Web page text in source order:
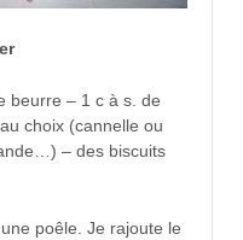
beurre – 1 c à s. de
choix (cannelle ou
– des biscuits
poêle. Je rajoute le